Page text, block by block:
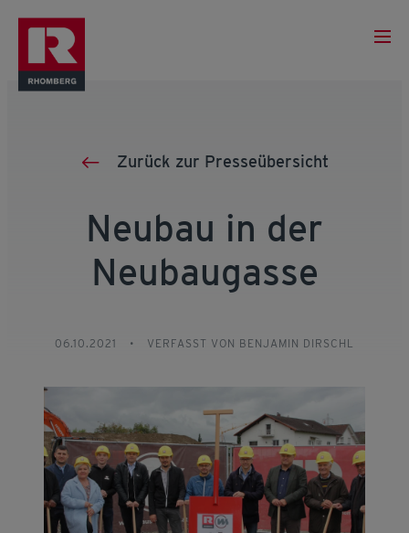
Zurück zur Presseübersicht
Neubau in der
Neubaugasse
06.10.2021 • VERFASST VON BENJAMIN DIRSCHL